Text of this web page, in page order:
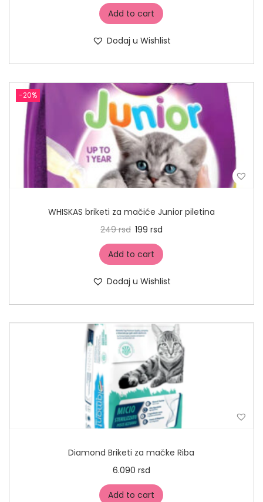
Add to cart
Dodaj u Wishlist
-20%
WHISKAS briketi za mačiće Junior piletina
249rsd 199 rsd
Add to cart
Dodaj u Wishlist
Diamond Briketi za mačke Riba
6.090 rsd
Add to cart